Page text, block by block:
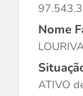
Nome
ATIVO